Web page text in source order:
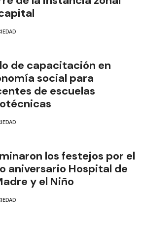
de capacitación en
social para
de escuelas
los festejos por el
aniversario Hospital de
y el Niño